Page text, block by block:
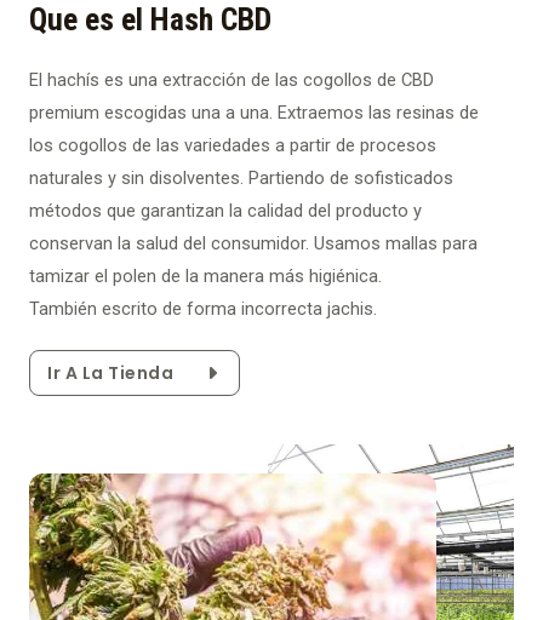
Que es el Hash CBD
El hachís es una extracción de las cogollos de CBD
premium escogidas una a una. Extraemos las resinas de
los cogollos de las variedades a partir de procesos
naturales y sin disolventes. Partiendo de sofisticados
métodos que garantizan la calidad del producto y
conservan la salud del consumidor. Usamos mallas para
tamizar el polen de la manera más higiénica.
También escrito de forma incorrecta jachis.
Ir A La Tienda